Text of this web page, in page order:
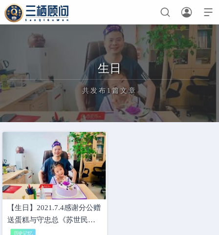



首页
保险
诉讼
历史记忆
三栖导航
保险考试 生日快乐 幸运抽奖
生日
共发布1篇文章
正在为您加载新内容
【生日】2021.7.4感谢分公赠
送蛋糕与守忠总《苏世民》
赠书
历史记忆